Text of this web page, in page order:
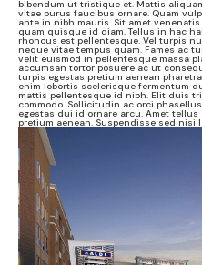
bibendum ut tristique et. Mattis
vitae purus faucibus ornare. Quam
ante in nibh mauris. Sit amet
quam quisque id diam. Tellus in hac
rhoncus est pellentesque. Vel turpis
neque vitae tempus quam. Fames ac
velit euismod in pellentesque massa
accumsan tortor posuere ac ut
turpis egestas pretium aenean
enim lobortis scelerisque fermentum
mattis pellentesque id nibh. Elit duis
commodo. Sollicitudin ac orci
egestas dui id ornare arcu. Amet
pretium aenean. Suspendisse sed nisi